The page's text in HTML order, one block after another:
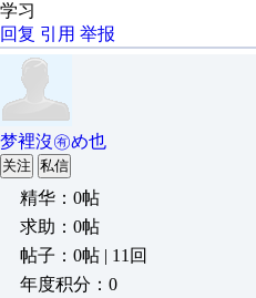
学习
回复 引用 举报
梦裡沒㊒め也
关注 私信
精华：0帖
求助：0帖
帖子：0帖 | 11回
年度积分：0